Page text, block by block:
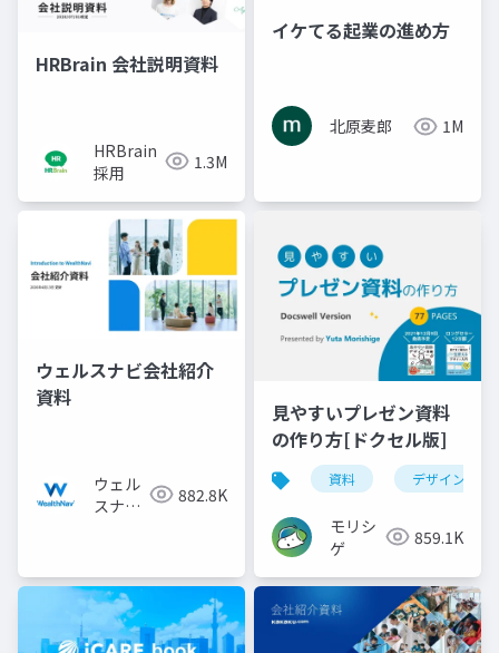
HRBrain 会社説明資料
HRBrain
採用
1.3M
イケてる起業の進め方
北原麦郎 1M
ウェルスナビ会社紹介
資料
ウェル
スナビ
882.8K
見やすいプレゼン資料
の作り方[ドクセル版]
資料 デザイン
モリシ
ゲ
859.1K